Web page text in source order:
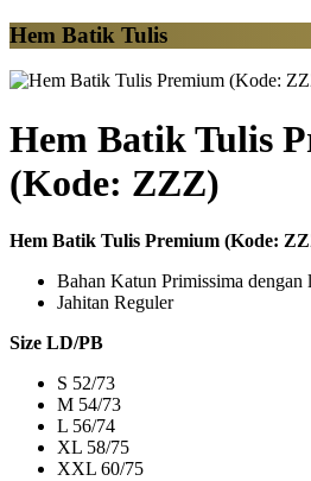
Hem Batik Tulis
Hem Batik Tulis
(Kode: ZZZ)
Hem Batik Tulis Premium (Kode:
Bahan Katun Primissima dengan
Jahitan Reguler
Size LD/PB
S 52/73
M 54/73
L 56/74
XL 58/75
XXL 60/75